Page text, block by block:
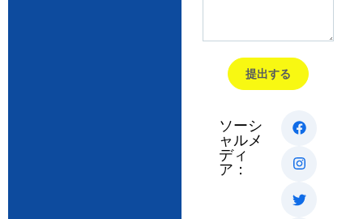
提出する
ソーシ
ャルメ
ディ
ア：